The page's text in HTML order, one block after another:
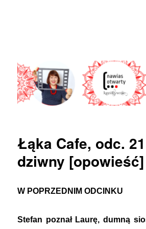
Łąka Cafe, odc.
dziwny [opowieść]
W POPRZEDNIM ODCINKU
Stefan poznał Laurę, dumną